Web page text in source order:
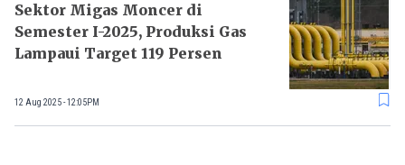
Sektor Migas Moncer di
Semester I-2025, Produksi Gas
Lampaui Target 119 Persen
12 Aug 2025 - 12:05PM